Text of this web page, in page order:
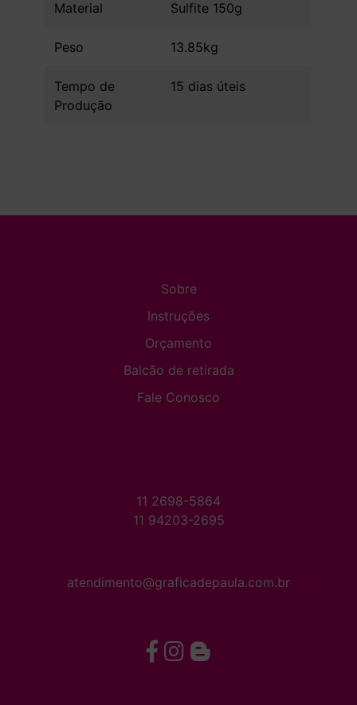
Material Sulfite 150g
Peso 13.85kg
Tempo de
Produção
15 dias úteis
Sobre
Instruções
Orçamento
Balcão de retirada
Fale Conosco
11 2698-5864
11 94203-2695
atendimento@graficadepaula.com.br